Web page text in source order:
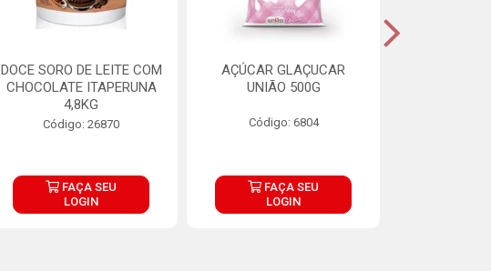
DOCE SORO DE LEITE COM
CHOCOLATE ITAPERUNA
4,8KG
Código: 26870
FAÇA SEU
LOGIN
AÇÚCAR GLAÇUCAR
UNIÃO 500G
Código: 6804
FAÇA SEU
LOGIN